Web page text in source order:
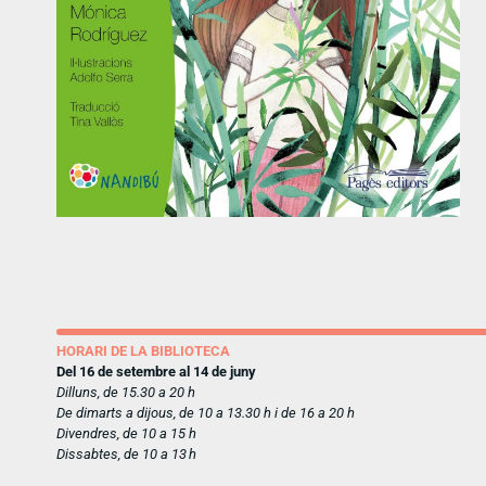
HORARI DE LA BIBLIOTECA
Del 16 de setembre al 14 de juny
Dilluns, de 15.30 a 20 h
De dimarts a dijous, de 10 a 13.30 h i de 16 a 20 h
Divendres, de 10 a 15 h
Dissabtes, de 10 a 13 h